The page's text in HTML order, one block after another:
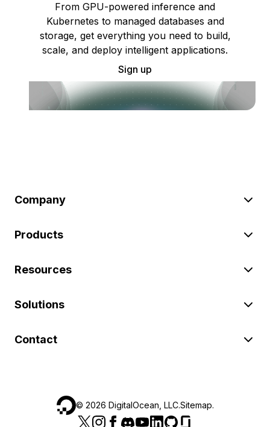
From GPU-powered inference and
Kubernetes to managed databases and
storage, get everything you need to build,
scale, and deploy intelligent applications.
Sign up
Company
Products
Resources
Solutions
Contact
© 2026 DigitalOcean, LLC.Sitemap.